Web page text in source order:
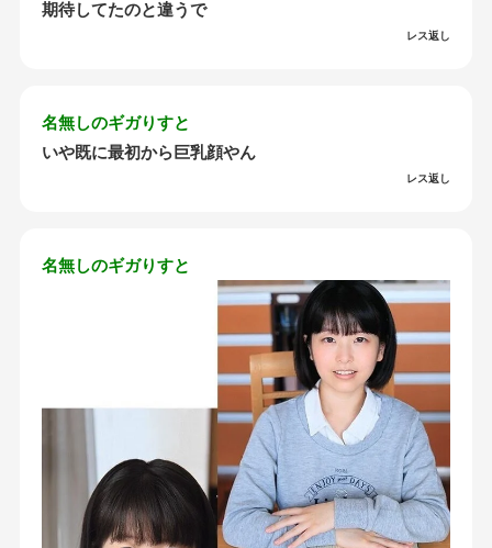
期待してたのと違うで
レス返し
名無しのギガりすと
いや既に最初から巨乳顔やん
レス返し
名無しのギガりすと